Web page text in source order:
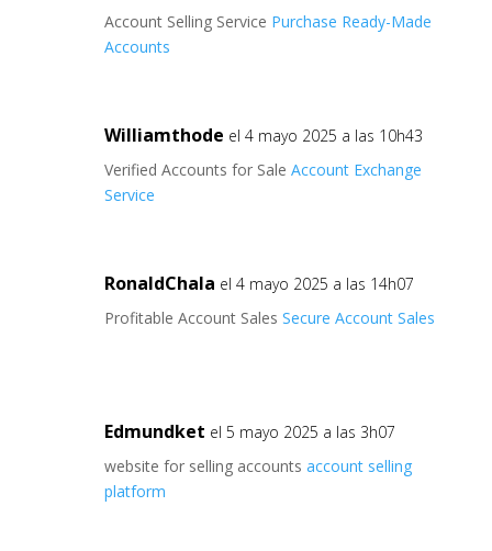
Account Selling Service Purchase Ready-Made
Accounts
Williamthode el 4 mayo 2025 a las 10h43
Verified Accounts for Sale Account Exchange
Service
RonaldChala el 4 mayo 2025 a las 14h07
Profitable Account Sales Secure Account Sales
Edmundket el 5 mayo 2025 a las 3h07
website for selling accounts account selling
platform